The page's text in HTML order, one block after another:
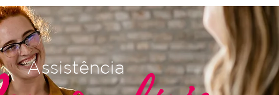
Assistência